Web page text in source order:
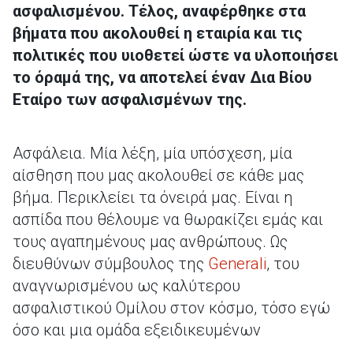
ασφαλισμένου. Τέλος, αναφέρθηκε στα
βήματα που ακολουθεί η εταιρία και τις
πολιτικές που υιοθετεί ώστε να υλοποιήσει
το όραμά της, να αποτελεί έναν Δια Βίου
Εταίρο των ασφαλισμένων της.
Ασφάλεια. Μία λέξη, μία υπόσχεση, μία
αίσθηση που μας ακολουθεί σε κάθε μας
βήμα. Περικλείει τα όνειρά μας. Είναι η
ασπίδα που θέλουμε να θωρακίζει εμάς και
τους αγαπημένους μας ανθρώπους. Ως
διευθύνων σύμβουλος της Generali, του
αναγνωρισμένου ως καλύτερου
ασφαλιστικού Ομίλου στον κόσμο, τόσο εγώ
όσο και μια ομάδα εξειδικευμένων